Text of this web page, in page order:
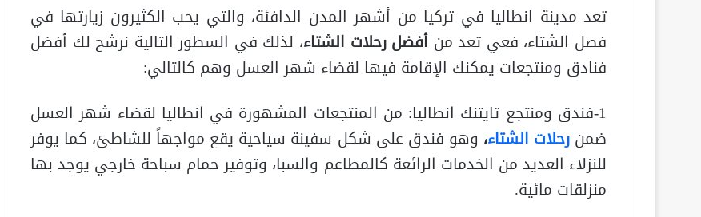
تعد مدينة انطاليا في تركيا من أشهر المدن الدافئة، والتي يحب الكثيرون زيارتها في
فصل الشتاء، فعي تعد من أفضل رحلات الشتاء، لذلك في السطور التالية نرشح لك أفضل
فنادق ومنتجعات يمكنك الإقامة فيها لقضاء شهر العسل وهم كالتالي:
1-فندق ومنتجع تايتنك انطاليا: من المنتجعات المشهورة في انطاليا لقضاء شهر العسل
ضمنرحلات الشتاء، وهو فندق على شكل سفينة سياحية يقع مواجهاً للشاطئ، كما يوفر
للنزلاء العديد من الخدمات الرائعة كالمطاعم والسبا، وتوفير حمام سباحة خارجي يوجد بها
منزلقات مائية.